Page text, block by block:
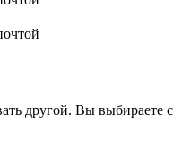
другой. Вы выбираете